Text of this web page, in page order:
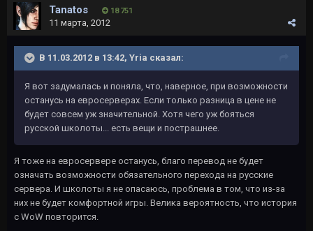
Tanatos 18 751
11 марта, 2012
В 11.03.2012 в 13:42, Yria сказал:
Я вот задумалась и поняла, что, наверное, при возможности
останусь на евросерверах. Если только разница в цене не
будет совсем уж значительной. Хотя чего уж бояться
русской школоты... есть вещи и пострашнее.
Я тоже на евросервере останусь, благо перевод не будет
означать возможности обязательного перехода на русские
сервера. И школоты я не опасаюсь, проблема в том, что из-за
них не будет комфортной игры. Велика вероятность, что история
с WoW повторится.